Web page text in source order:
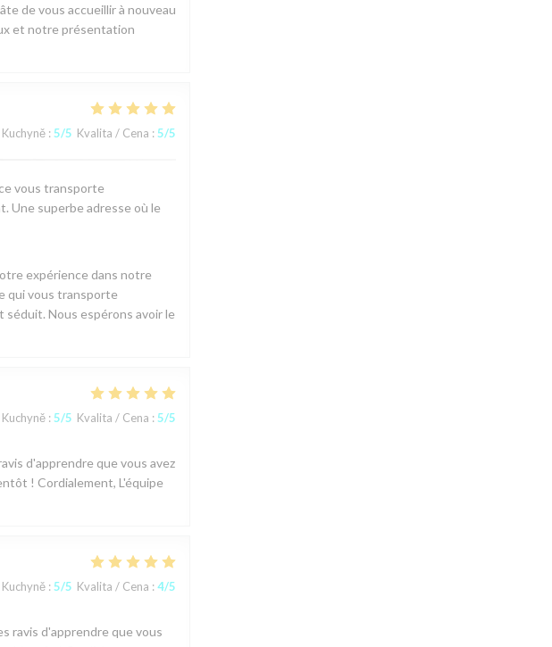
de vous accueillir à nouveau
et notre présentation
Kuchyně : 5/5 Kvalita / Cena : 5/5
vous transporte
Une superbe adresse où le
expérience dans notre
qui vous transporte
séduit. Nous espérons avoir le
Kuchyně : 5/5 Kvalita / Cena : 5/5
d'apprendre que vous avez
! Cordialement, L'équipe
Kuchyně : 5/5 Kvalita / Cena : 4/5
ravis d'apprendre que vous